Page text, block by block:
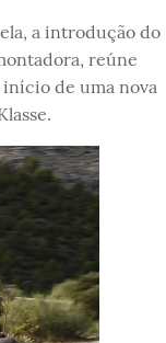
a introdução do
reúne
de uma nova